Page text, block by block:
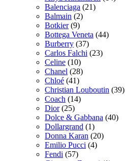
Balenciaga (21)
Balmain (2)
Botkier(9)
Bottega Veneta (44)
Burberry (37)
Carlos Falchi (23)
Celine (10)
Chanel (28)
Chloé (41)
Christian Louboutin (39)
Coach (14)
Dior(25)
Dolce & Gabbana (40)
Dollargrand (1)
Donna Karan (20)
Emilio Pucci (4)
Fendi (57)